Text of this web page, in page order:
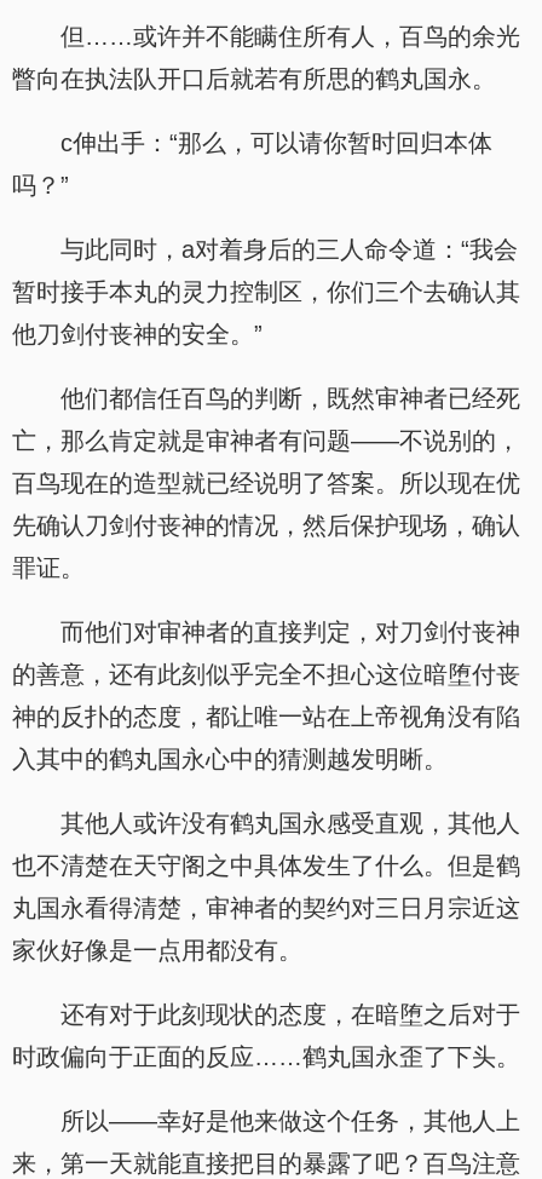
但……或许并不能瞒住所有人，百鸟的余光
瞥向在执法队开口后就若有所思的鹤丸国永。
c伸出手：“那么，可以请你暂时回归本体
吗？”
与此同时，a对着身后的三人命令道：“我会
暂时接手本丸的灵力控制区，你们三个去确认其
他刀剑付丧神的安全。”
他们都信任百鸟的判断，既然审神者已经死
亡，那么肯定就是审神者有问题——不说别的，
百鸟现在的造型就已经说明了答案。所以现在优
先确认刀剑付丧神的情况，然后保护现场，确认
罪证。
而他们对审神者的直接判定，对刀剑付丧神
的善意，还有此刻似乎完全不担心这位暗堕付丧
神的反扑的态度，都让唯一站在上帝视角没有陷
入其中的鹤丸国永心中的猜测越发明晰。
其他人或许没有鹤丸国永感受直观，其他人
也不清楚在天守阁之中具体发生了什么。但是鹤
丸国永看得清楚，审神者的契约对三日月宗近这
家伙好像是一点用都没有。
还有对于此刻现状的态度，在暗堕之后对于
时政偏向于正面的反应……鹤丸国永歪了下头。
所以——幸好是他来做这个任务，其他人上
来，第一天就能直接把目的暴露了吧？百鸟注意